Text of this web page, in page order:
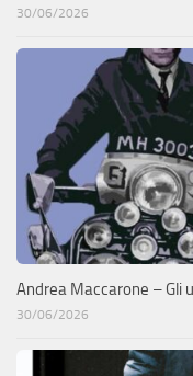
30/06/2026
Andrea Maccarone – Gli
30/06/2026